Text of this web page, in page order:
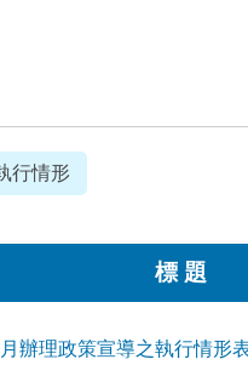
行情形
標 題
辦理政策宣導之執行情形